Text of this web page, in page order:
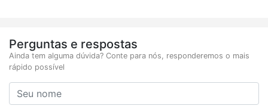
Perguntas e respostas
Ainda tem alguma dúvida? Conte para nós, responderemos o mais
rápido possível